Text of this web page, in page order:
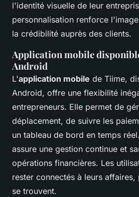
l'identité visuelle de leur
personnalisation renforce
la crédibilité auprès des clients.
Application mobile
Android
L'application mobile de Tiime,
Android, offre une flexibilité
entrepreneurs. Elle permet de
déplacement, de suivre les
un tableau de bord en temps
assure une gestion continue et
opérations financières. Les
rester connectés à leurs
se trouvent.